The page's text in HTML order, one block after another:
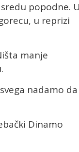
popodne.
u reprizi
manje
nadamo da
Dinamo